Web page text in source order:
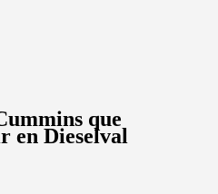
que
en Dieselval